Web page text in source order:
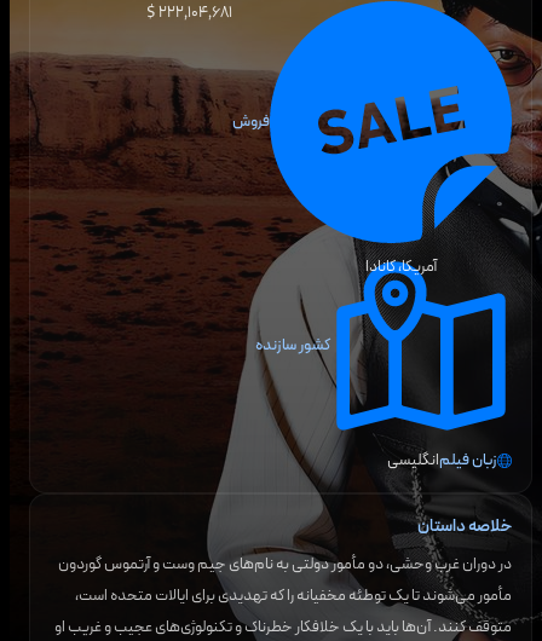
فروش
۲۲۲٬۱۰۴٬۶۸۱ $
کشور سازنده
آمریکا، کانادا
زبان فیلمانگلیسی
خلاصه داستان
در دوران غرب وحشی، دو مأمور دولتی به نام‌های جیم وست و آرتموس گوردون
مأمور می‌شوند تا یک توطئه مخفیانه را که تهدیدی برای ایالات متحده است،
متوقف کنند. آن‌ها باید با یک خلافکار خطرناک و تکنولوژی‌های عجیب و غریب او